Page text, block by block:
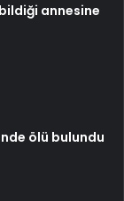
annesine
ölü bulundu